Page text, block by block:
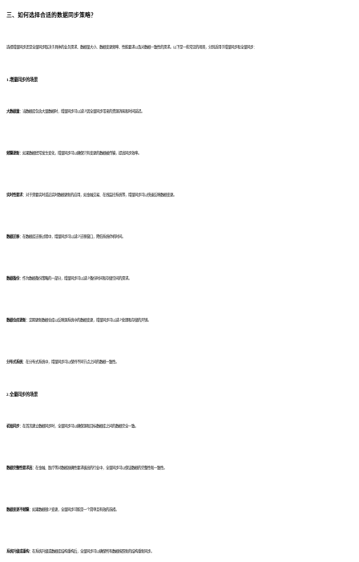
三 如何选择合适的数据同步策略？
选择增量同步还是全量同步取决于具体的业务需求、数据量大小、数据变更频率、性能要求以及对数据一致性的需求。以下是一些常见的场景，分别适用于增量同步和全量同步：
1 增量同步的场景
大数据量： 当数据库包含大量数据时，增量同步可以减少因全量同步带来的资源消耗和时间延迟。
频繁更新： 如果数据经常发生变化，增量同步可以确保只有变更的数据被传输，提高同步效率。
实时性要求： 对于需要实时或近实时数据更新的应用，如金融交易、在线监控系统等，增量同步可以快速反映数据变更。
数据迁移： 在数据库迁移过程中，增量同步可以减少迁移窗口，降低系统停机时间。
数据备份： 作为数据备份策略的一部分，增量同步可以减少备份时间和存储空间的需求。
数据仓库更新： 定期更新数据仓库以反映源系统中的数据变更，增量同步可以减少处理和存储的开销。
分布式系统：在分布式系统中，增量同步可以保持不同节点之间的数据一致性。
2全量同步的场景
初始同步： 在首次建立数据同步时，全量同步可以确保源和目标数据库之间的数据完全一致。
数据完整性要求高： 在金融、医疗等对数据准确性要求极高的行业中，全量同步可以保证数据的完整性和一致性。
数据变更不频繁： 如果数据很少变更，全量同步可能是一个简单且有效的选择。
系统升级或重构： 在系统升级或数据库结构重构后，全量同步可以确保所有数据按照新的结构重新同步。